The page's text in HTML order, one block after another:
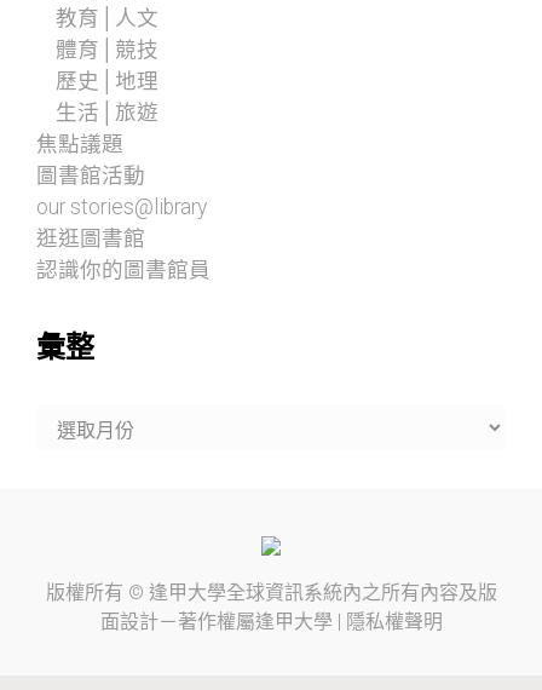
教育│人文
體育│競技
歷史│地理
生活│旅遊
焦點議題
圖書館活動
our stories@library
逛逛圖書館
認識你的圖書館員
彙整
版權所有 © 逢甲大學全球資訊系統內之所有內容及版
面設計－著作權屬逢甲大學 隱私權聲明